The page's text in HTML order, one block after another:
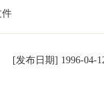
件
[发布日期] 1996-04-